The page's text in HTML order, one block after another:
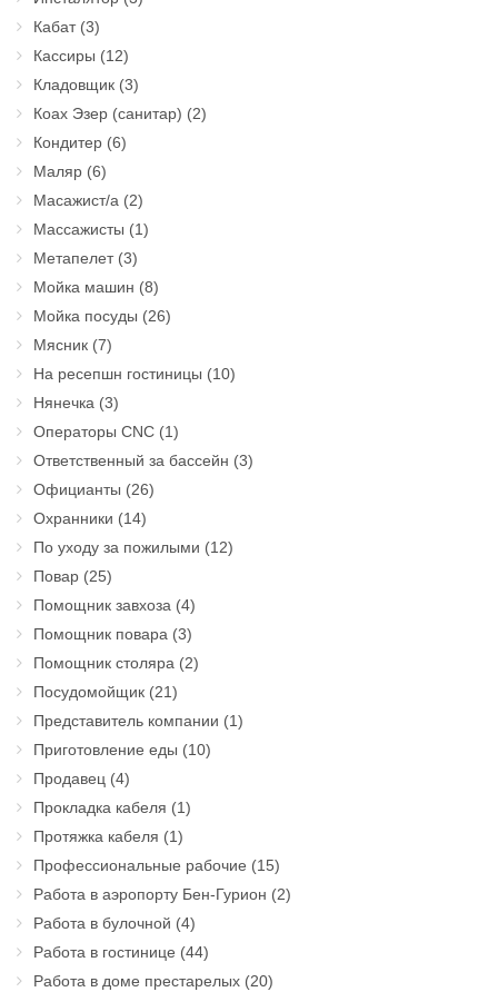
Кабат(3)
Кассиры (12)
Кладовщик (3)
Коах Эзер (санитар) (2)
Кондитер (6)
Маляр (6)
Масажист/а (2)
Массажисты (1)
Метапелет(3)
Мойка машин (8)
Мойка посуды (26)
Мясник (7)
На ресепшн гостиницы (10)
Нянечка (3)
Операторы CNC (1)
Ответственный за бассейн (3)
Официанты (26)
Охранники (14)
По уходу за пожилыми (12)
Повар (25)
Помощник завхоза (4)
Помощник повара (3)
Помощник столяра (2)
Посудомойщик (21)
Представитель компании (1)
Приготовление еды (10)
Продавец (4)
Прокладка кабеля (1)
Протяжка кабеля (1)
Профессиональные рабочие (15)
Работа в аэропорту Бен-Гурион (2)
Работа в булочной (4)
Работа в гостинице (44)
Работа в доме престарелых (20)